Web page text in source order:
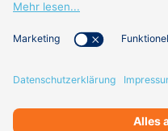
ÜBER UNS
KARRIERE